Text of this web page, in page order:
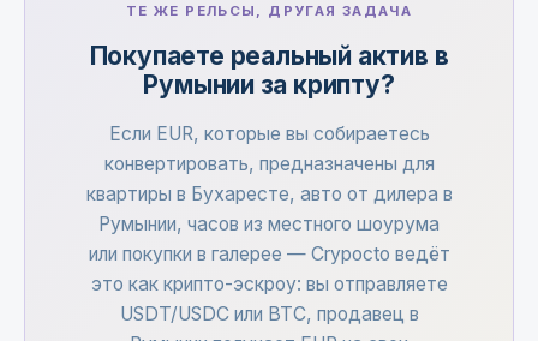
ТЕ ЖЕ РЕЛЬСЫ, ДРУГАЯ ЗАДАЧА
Покупаете реальный актив в
Румынии за крипту?
Если EUR, которые вы собираетесь
конвертировать, предназначены для
квартиры в Бухаресте, авто от дилера в
Румынии, часов из местного шоурума
или покупки в галерее — Crypocto ведёт
это как крипто-эскроу: вы отправляете
USDT/USDC или BTC, продавец в